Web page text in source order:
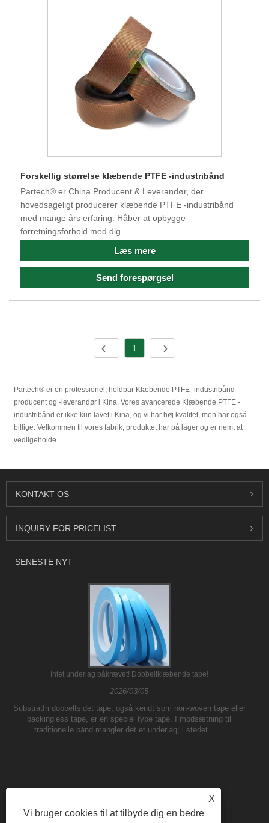
Forskellig størrelse klæbende PTFE -industribånd
Partech® er China Producent & Leverandør, der
hovedsageligt producerer klæbende PTFE -industribånd
med mange års erfaring. Håber at opbygge
forretningsforhold med dig.
Læs mere
Send forespørgsel
1
Partech® er en professionel, holdbar Klæbende PTFE -industribånd-
producent og -leverandør i Kina. Vores avancerede Klæbende PTFE -
industribånd er ikke kun lavet i Kina, og vi har høj kvalitet, men har også
billige. Velkommen til vores fabrik, produktet har på lager og er nemt at
vedligeholde.
KONTAKT OS
INQUIRY FOR PRICELIST
SENESTE NYT
Intet underlag påkrævet! Dobbeltklæbende tape!
2026/03/05
Substratfri dobbeltsidet tape, også kendt som non-woven tape eller
backingless tape, er en speciel type tape. I modsætning til
traditionelle bånd mangler det et underlag; i stedet ......
X
Vi bruger cookies til at tilbyde dig en bedre